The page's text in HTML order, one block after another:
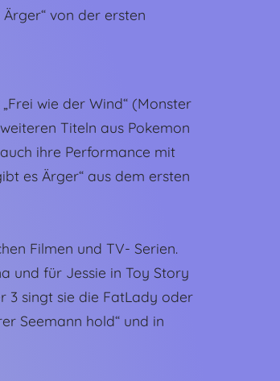
Ärger“ von der ersten
wie der Wind“ (Monster
Titeln aus Pokemon
ihre Performance mit
es Ärger“ aus dem ersten
Filmen und TV- Serien.
und für Jessie in Toy Story
3 singt sie die FatLady oder
Seemann hold“ und in